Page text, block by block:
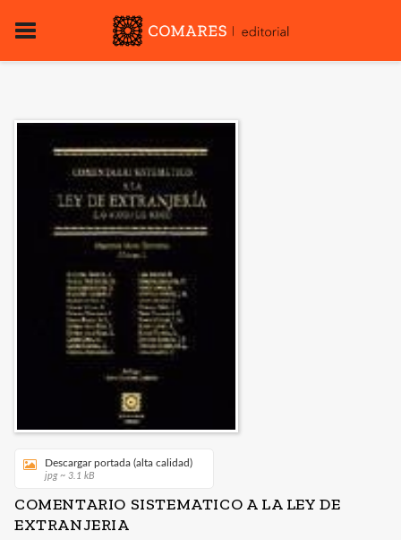
Descargar portada (alta calidad)
jpg ~ 3.1 kB
COMENTARIO SISTEMATICO A LA LEY DE
EXTRANJERIA